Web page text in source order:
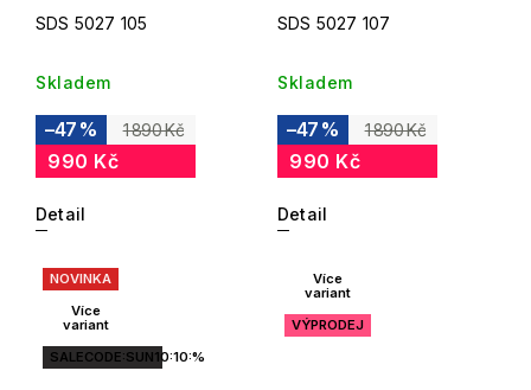
SDS 5027 105
Skladem
1 890 Kč
–47 %
990 Kč
Detail
SDS 5027 107
Skladem
1 890 Kč
–47 %
990 Kč
Detail
NOVINKA
Více
variant
SALECODE:SUN10:10:%
Více
variant
VÝPRODEJ